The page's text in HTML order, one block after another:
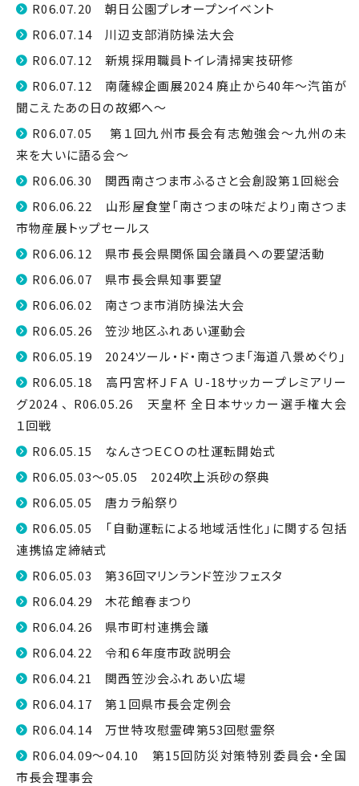
R06.07.20 朝日公園プレオープンイベント
R06.07.14 川辺支部消防操法大会
R06.07.12 新規採用職員トイレ清掃実技研修
R06.07.12 南薩線企画展2024 廃止から40年～汽笛が
聞こえたあの日の故郷へ～
R06.07.05 第１回九州市長会有志勉強会～九州の未
来を大いに語る会～
R06.06.30 関西南さつま市ふるさと会創設第１回総会
R06.06.22 山形屋食堂「南さつまの味だより」南さつま
市物産展トップセールス
R06.06.12 県市長会県関係国会議員への要望活動
R06.06.07 県市長会県知事要望
R06.06.02 南さつま市消防操法大会
R06.05.26 笠沙地区ふれあい運動会
R06.05.19 2024ツール・ド・南さつま「海道八景めぐり」
R06.05.18 高円宮杯ＪＦＡ U-18サッカープレミアリー
グ2024 、 R06.05.26 天皇杯 全日本サッカー選手権大会
１回戦
R06.05.15 なんさつＥＣＯの杜運転開始式
R06.05.03～05.05 2024吹上浜砂の祭典
R06.05.05 唐カラ船祭り
R06.05.05 「自動運転による地域活性化」に関する包括
連携協定締結式
R06.05.03 第36回マリンランド笠沙フェスタ
R06.04.29 木花館春まつり
R06.04.26 県市町村連携会議
R06.04.22 令和６年度市政説明会
R06.04.21 関西笠沙会ふれあい広場
R06.04.17 第１回県市長会定例会
R06.04.14 万世特攻慰霊碑第53回慰霊祭
R06.04.09～04.10 第15回防災対策特別委員会・全国
市長会理事会